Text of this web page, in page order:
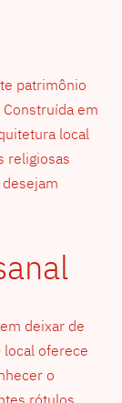
patrimônio
em
local
religiosas
deixar de
local oferece
o